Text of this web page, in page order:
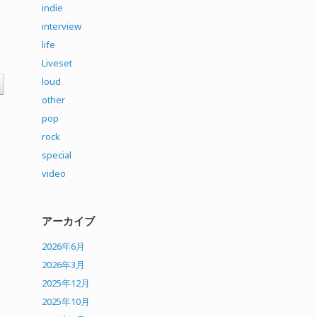
indie
interview
life
Liveset
loud
other
pop
rock
special
video
アーカイブ
2026年6月
2026年3月
2025年12月
2025年10月